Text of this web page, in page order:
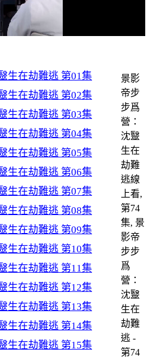
生在劫難逃 第01集
生在劫難逃 第02集
生在劫難逃 第03集
生在劫難逃 第04集
生在劫難逃 第05集
生在劫難逃 第06集
生在劫難逃 第07集
生在劫難逃 第08集
生在劫難逃 第09集
生在劫難逃 第10集
生在劫難逃 第11集
生在劫難逃 第12集
生在劫難逃 第13集
生在劫難逃 第14集
生在劫難逃 第15集
景影
帝步
步爲
營：
沈毉
生在
劫難
逃線
上看,
第74
集, 景
影帝
步步
爲
營：
沈毉
生在
劫難
逃 -
第74